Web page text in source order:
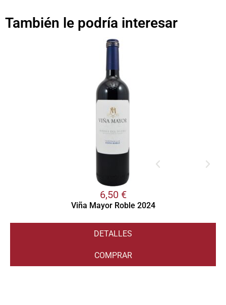
También le podría interesar
6,50 €
Viña Mayor Roble 2024
DETALLES
COMPRAR